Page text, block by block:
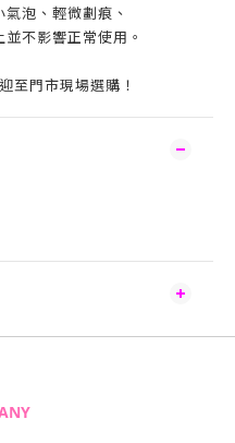
泡、輕微劃痕、
不影響正常使用。
至門市現場選購！